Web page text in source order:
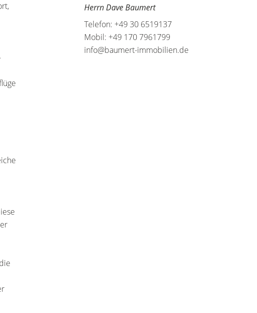
Herrn Dave Baumert
Telefon: +49 30 6519137
Mobil: +49 170 7961799
info@baumert-immobilien.de